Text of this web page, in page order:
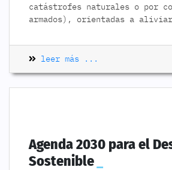
catástrofes naturales o por
armados), orientadas a aliviar
leer más ...
Agenda 2030 para el
Sostenible